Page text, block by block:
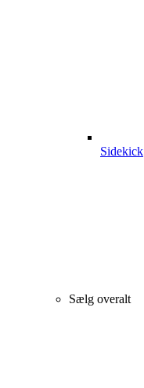
Sidekick
Sælg overalt